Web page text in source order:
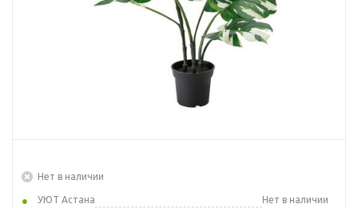
Нет в наличии
УЮТ Астана
Нет в наличии